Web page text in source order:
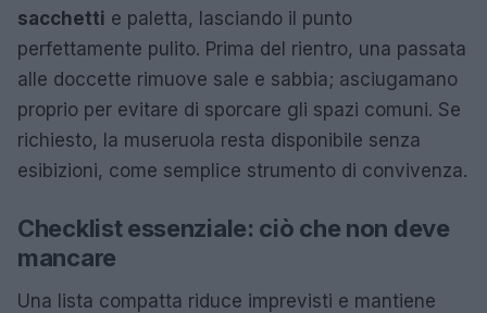
sacchetti e paletta, lasciando il punto
perfettamente pulito. Prima del rientro, una passata
alle doccette rimuove sale e sabbia; asciugamano
proprio per evitare di sporcare gli spazi comuni. Se
richiesto, la museruola resta disponibile senza
esibizioni, come semplice strumento di convivenza.
Checklist essenziale: ciò che non deve
mancare
Una lista compatta riduce imprevisti e mantiene